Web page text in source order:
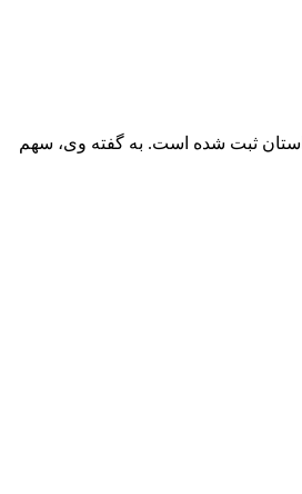
تعهد اشتغال استان در سال ۱۴۰۴ خبر داد و گفت: تاکنون ۲۴ هزار و ۶۸۰ طرح کسب‌وکار در استان ثبت شده است. به گفته وی، سهم